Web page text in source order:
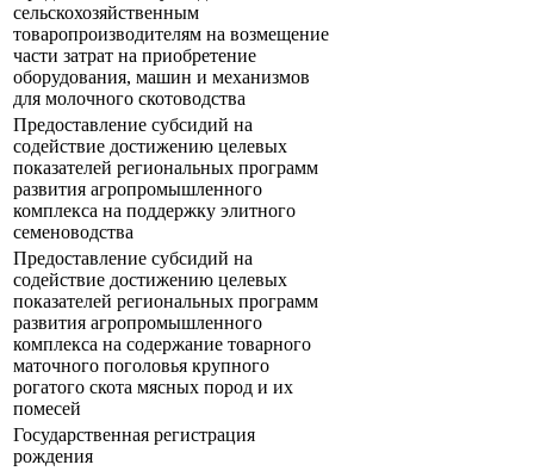
сельскохозяйственным
товаропроизводителям на возмещение
части затрат на приобретение
оборудования, машин и механизмов
для молочного скотоводства
Предоставление субсидий на
содействие достижению целевых
показателей региональных программ
развития агропромышленного
комплекса на поддержку элитного
семеноводства
Предоставление субсидий на
содействие достижению целевых
показателей региональных программ
развития агропромышленного
комплекса на содержание товарного
маточного поголовья крупного
рогатого скота мясных пород и их
помесей
Государственная регистрация
рождения